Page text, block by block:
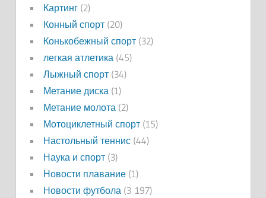
Картинг(2)
Конный спорт(20)
Конькобежный спорт(32)
легкая атлетика (45)
Лыжный спорт(34)
Метание диска (1)
Метание молота (2)
Мотоциклетный спорт(15)
Настольный теннис(44)
Наука и спорт(3)
Новости плавание(1)
Новости футбола (3 197)